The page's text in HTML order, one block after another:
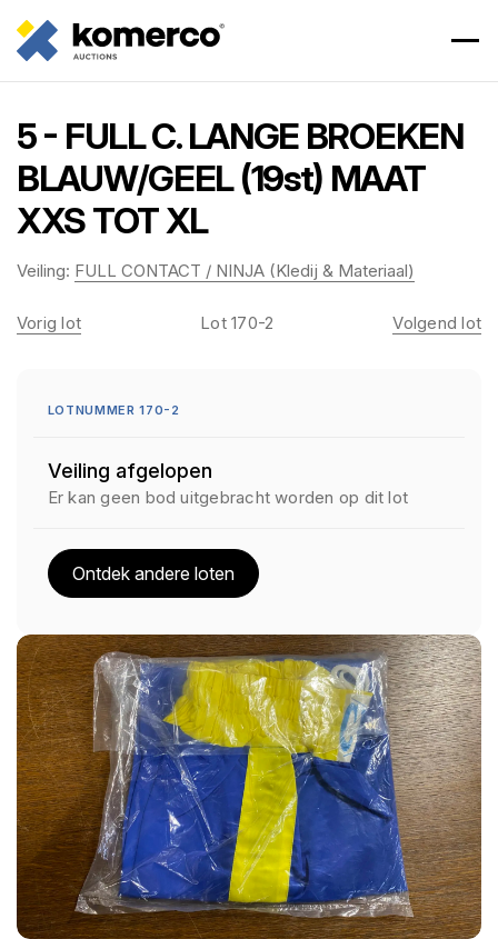
5 - FULL C. LANGE BROEKEN
BLAUW/GEEL (19st) MAAT
XXS TOT XL
Veiling: FULL CONTACT / NINJA (Kledij & Materiaal)
Vorig lot Lot 170-2 Volgend lot
LOTNUMMER 170-2
Veiling afgelopen
Er kan geen bod uitgebracht worden op dit lot
Ontdek andere loten